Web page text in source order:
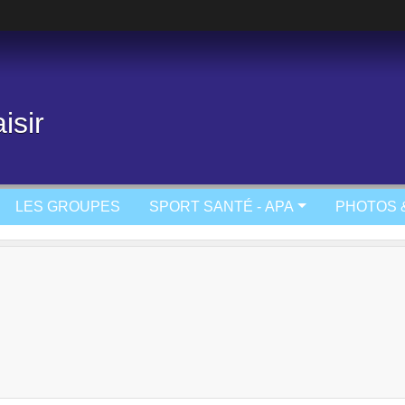
LES GROUPES SPORT SANTÉ - APA PHOTOS